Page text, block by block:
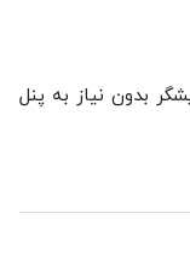
بدون نیاز به پنل